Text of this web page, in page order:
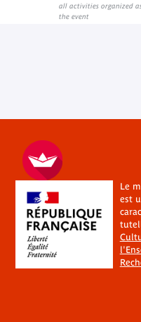
all activities organized
the event
Le
est